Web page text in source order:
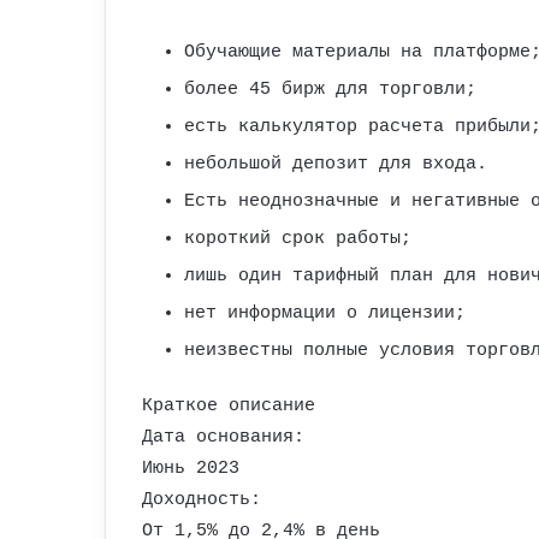
Обучающие материалы на платформе;
более 45 бирж для торговли;
есть калькулятор расчета прибыли;
небольшой депозит для входа.
Есть неоднозначные и негативные
короткий срок работы;
лишь один тарифный план для
нет информации о лицензии;
неизвестны полные условия
Краткое описание
Дата основания:
Июнь 2023
Доходность:
От 1,5% до 2,4% в день